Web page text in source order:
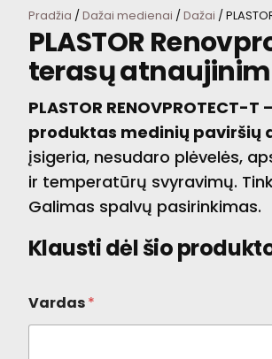
Pradžia / Dažai medienai / Dažai /
PLASTOR
terasų
PLASTOR
produktas medinių paviršių
įsigeria, nesudaro plėvelės,
ir temperatūrų svyravimų.
Galimas spalvų pasirinkimas.
Klausti dėl šio
Vardas*